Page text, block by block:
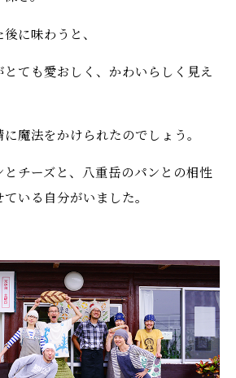
に味わうと、
ても愛おしく、かわいらしく見え
魔法をかけられたのでしょう。
チーズと、八重岳のパンとの相性
いる自分がいました。